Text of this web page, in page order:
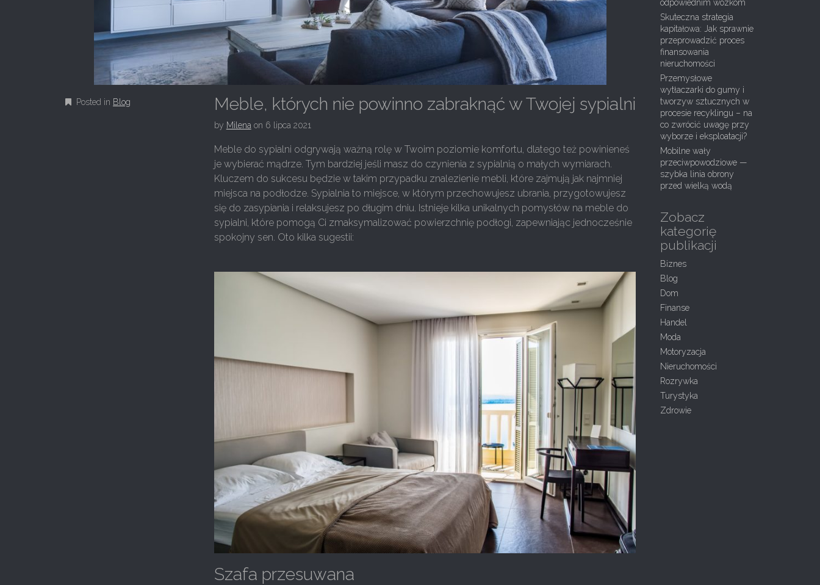
Posted in Blog Meble, których nie powinno zabraknąć w Twojej sypialni
by Milena on 6 lipca 2021
Meble do sypialni odgrywają ważną rolę w Twoim poziomie komfortu, dlatego też powinieneś
je wybierać mądrze. Tym bardziej jeśli masz do czynienia z sypialnią o małych wymiarach.
Kluczem do sukcesu będzie w takim przypadku znalezienie mebli, które zajmują jak najmniej
miejsca na podłodze. Sypialnia to miejsce, w którym przechowujesz ubrania, przygotowujesz
się do zasypiania i relaksujesz po długim dniu. Istnieje kilka unikalnych pomysłów na meble do
sypialni, które pomogą Ci zmaksymalizować powierzchnię podłogi, zapewniając jednocześnie
spokojny sen. Oto kilka sugestii:
Szafa przesuwana
odpowiednim wózkom
Skuteczna strategia
kapitałowa: Jak sprawnie
przeprowadzić proces
finansowania
nieruchomości
Przemysłowe
wytłaczarki do gumy i
tworzyw sztucznych w
procesie recyklingu – na
co zwrócić uwagę przy
wyborze i eksploatacji?
Mobilne wały
przeciwpowodziowe —
szybka linia obrony
przed wielką wodą
Zobacz
kategorię
publikacji
Biznes
Blog
Dom
Finanse
Handel
Moda
Motoryzacja
Nieruchomości
Rozrywka
Turystyka
Zdrowie